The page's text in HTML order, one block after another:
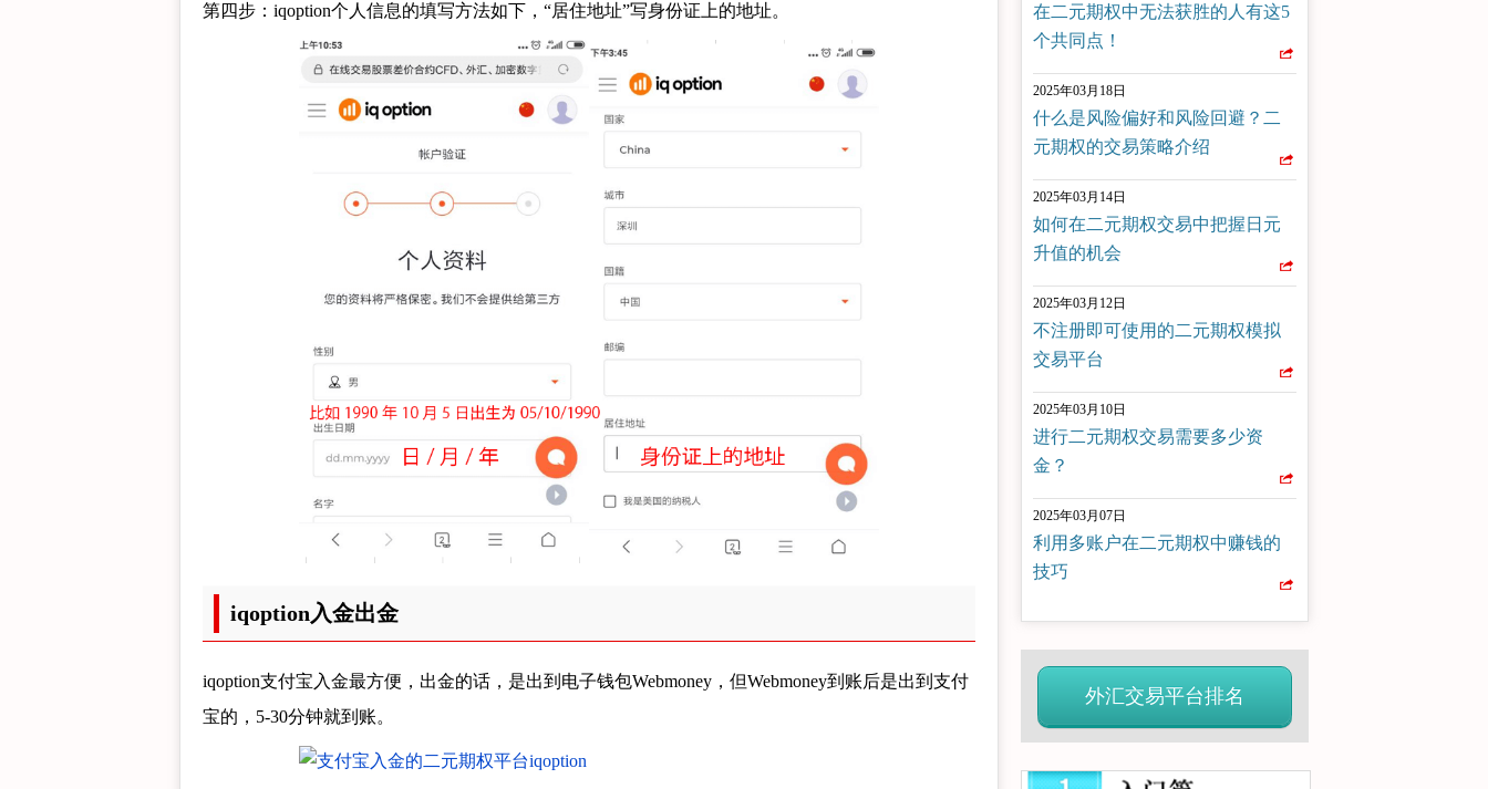
第四步：iqoption个人信息的填写方法如下，“居住地址”写身份证上的地址。
iqoption入金出金
iqoption支付宝入金最方便，出金的话，是出到电子钱包Webmoney，但Webmoney到账后是出到支付
宝的，5-30分钟就到账。
在二元期权中无法获胜的人有这5
个共同点！
2025年03月18日
什么是风险偏好和风险回避？二
元期权的交易策略介绍
2025年03月14日
如何在二元期权交易中把握日元
升值的机会
2025年03月12日
不注册即可使用的二元期权模拟
交易平台
2025年03月10日
进行二元期权交易需要多少资
金？
2025年03月07日
利用多账户在二元期权中赚钱的
技巧
外汇交易平台排名